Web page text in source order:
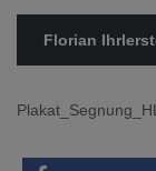
Florian